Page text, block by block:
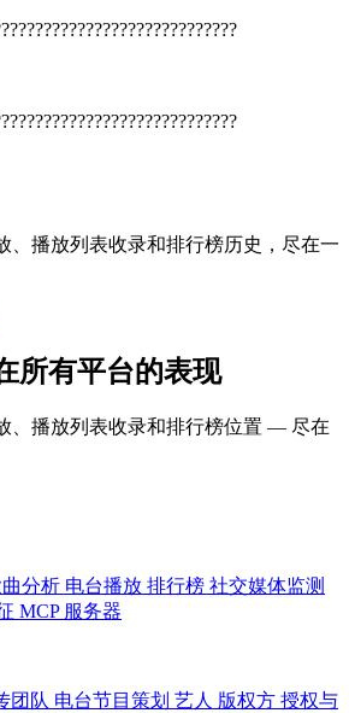
、播放列表收录和排行榜历史，尽在一
所有平台的表现
、播放列表收录和排行榜位置 — 尽在
分析 电台播放 排行榜 社交媒体监测
MCP 服务器
团队 电台节目策划 艺人 版权方 授权与